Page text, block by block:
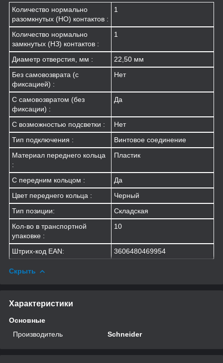
Количество нормально
разомкнутых (НО) контактов :
1
Количество нормально
замкнутых (НЗ) контактов :
1
Диаметр отверстия, мм :
22,50 мм
Без самовозврата (с
фиксацией) :
Нет
С самовозвратом (без
фиксации) :
Да
С возможностью подсветки :
Нет
Тип подключения :
Винтовое соединение
Материал переднего кольца
:
Пластик
С передним кольцом :
Да
Цвет переднего кольца :
Черный
Тип позиции:
Складская
Кол-во в транспортной
упаковке :
10
Штрих-код EAN: 3606480469954
Скрыть
Характеристики
Основные
Производитель
Schneider